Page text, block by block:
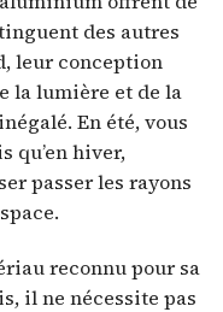
des autres
leur conception
la lumière et de la
En été, vous
qu’en hiver,
passer les rayons
reconnu pour sa
il ne nécessite pas